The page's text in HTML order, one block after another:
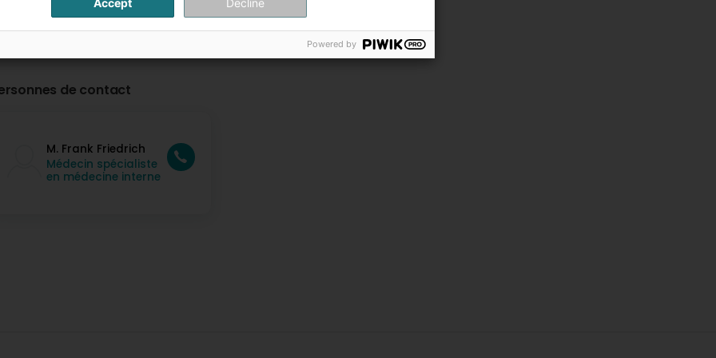
de contact
M. Frank Friedrich
Médecin spécialiste
en médecine interne
Accept Decline
Powered by